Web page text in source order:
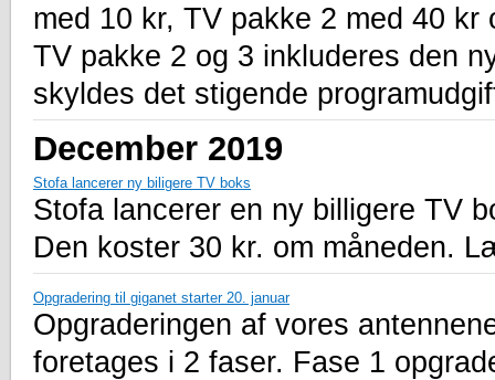
med 10 kr, TV pakke 2 med 40
TV pakke 2 og 3 inkluderes den
skyldes det stigende
December 2019
Stofa lancerer ny biligere TV boks
Stofa lancerer en ny billigere TV
Den koster 30 kr. om måneden.
Opgradering til giganet starter 20. januar
Opgraderingen af vores
foretages i 2 faser. Fase 1